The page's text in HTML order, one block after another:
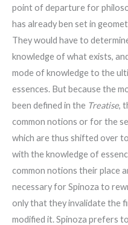
point of departure for
has already ben set in
They would have to
knowledge of what exists,
mode of knowledge to the
essences. But because the
been defined in the Treatise,
common notions or for the
which are thus shifted over
with the knowledge of
common notions their place
necessary for Spinoza to
only that they invalidate the
modified it. Spinoza prefers